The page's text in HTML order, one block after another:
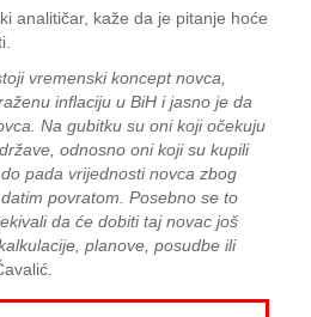
analitičar, kaže da je pitanje hoće
vremenski koncept novca,
inflaciju u BiH i jasno je da
Na gubitku su oni koji očekuju
odnosno oni koji su kupili
pada vrijednosti novca zbog
povratom. Posebno se to
da će dobiti taj novac još
planove, posudbe ili